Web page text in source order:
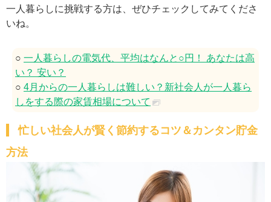
一人暮らしに挑戦する方は、ぜひチェックしてみてくださ
いね。
○ 一人暮らしの電気代、平均はなんと○円！ あなたは高
い？ 安い？
○ 4月からの一人暮らしは難しい？新社会人が一人暮ら
しをする際の家賃相場について
忙しい社会人が賢く節約するコツ＆カンタン貯金
方法